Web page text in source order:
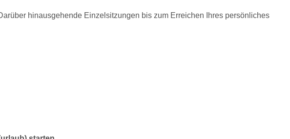
hinausgehende Einzelsitzungen bis zum Erreichen Ihres persönliches